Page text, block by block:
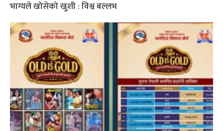
भाग्यले खोसेको खुशी : विश्व बल्लभ